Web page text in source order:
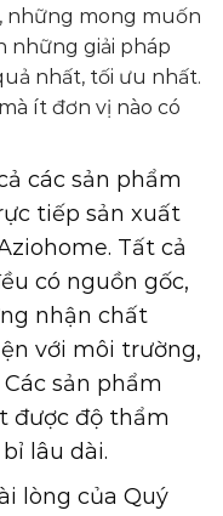
những mong muốn
những giải pháp
nhất, tối ưu nhất.
ít đơn vị nào có
các sản phẩm
tiếp sản xuất
Tất cả
có nguồn gốc,
nhận chất
với môi trường,
sản phẩm
được độ thẩm
lâu dài.
lòng của Quý